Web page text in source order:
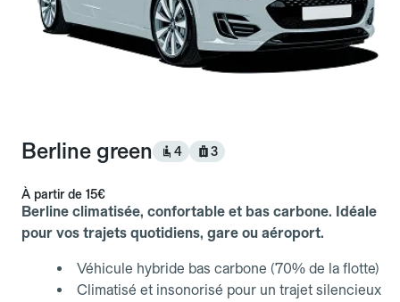
Berline green 4 3
À partir de 15€
Berline climatisée, confortable et bas carbone. Idéale
pour vos trajets quotidiens, gare ou aéroport.
Véhicule hybride bas carbone (70% de la flotte)
Climatisé et insonorisé pour un trajet silencieux